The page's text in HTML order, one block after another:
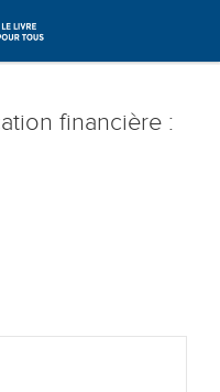
financière :